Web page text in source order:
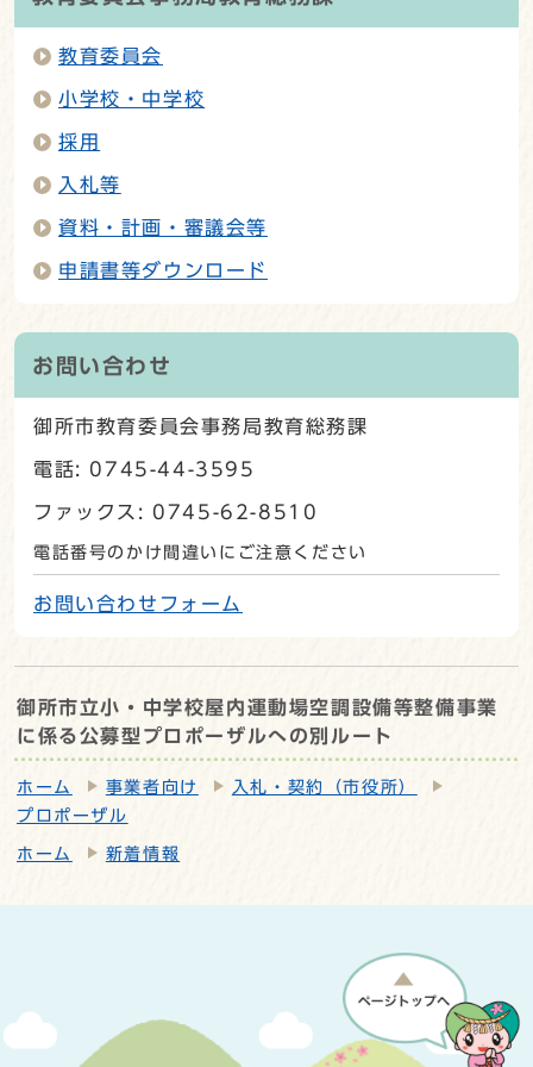
教育委員会
小学校・中学校
採用
入札等
資料・計画・審議会等
申請書等ダウンロード
お問い合わせ
御所市教育委員会事務局教育総務課
電話: 0745-44-3595
ファックス: 0745-62-8510
電話番号のかけ間違いにご注意ください
お問い合わせフォーム
御所市立小・中学校屋内運動場空調設備等整備事業
に係る公募型プロポーザルへの別ルート
ホーム 事業者向け
入札・契約（市役所）
プロポーザル
ホーム 新着情報